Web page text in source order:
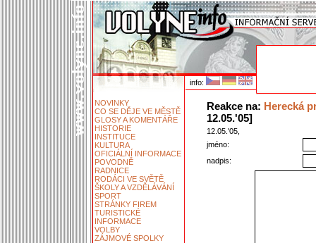
info:
NOVINKY
CO SE DĚJE VE MĚSTĚ
GLOSY A KOMENTÁŘE
HISTORIE
INSTITUCE
KULTURA
OFICIÁLNÍ INFORMACE
POVODNĚ
RADNICE
RODÁCI VE SVĚTĚ
ŠKOLY A VZDĚLÁVÁNÍ
SPORT
STRÁNKY FIREM
TURISTICKÉ
INFORMACE
VOLBY
ZÁJMOVÉ SPOLKY
Reakce na: Herecká
12.05.'05]
12.05.'05,
jméno:
nadpis: